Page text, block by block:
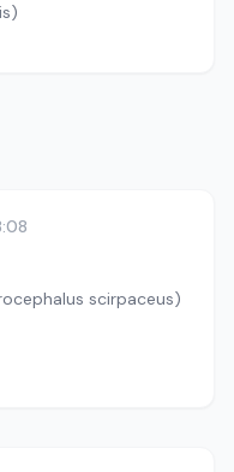
scirpaceus)